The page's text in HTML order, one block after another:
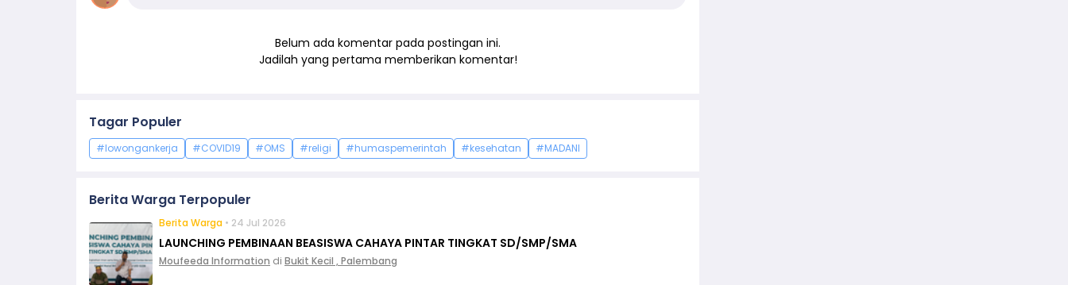
Belum ada komentar pada postingan ini.
Jadilah yang pertama memberikan komentar!
Tagar Populer
#lowongankerja #COVID19 #OMS #religi #humaspemerintah #kesehatan #MADANI
Berita Warga Terpopuler
Berita Warga • 24 Jul 2026
LAUNCHING PEMBINAAN BEASISWA CAHAYA PINTAR TINGKAT SD/SMP/SMA
Moufeeda Information di Bukit Kecil , Palembang